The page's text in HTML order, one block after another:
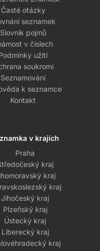
Časté otázky
seznamek
Slovník pojmů
v číslech
užití
soukromí
Seznamování
k seznamce
Kontakt
v krajích
Praha
kraj
kraj
kraj
Jihočeský kraj
Plzeňský kraj
Ústecký kraj
Liberecký kraj
kraj